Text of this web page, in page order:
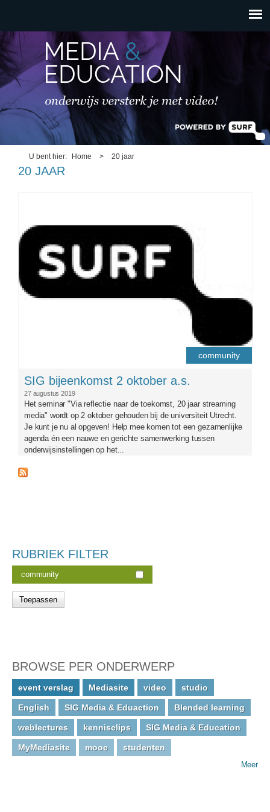
Overslaan en naar de
inhoud gaan
HOOFDMENU
U bent hier Home > 20 jaar
20 JAAR
community
SIG bijeenkomst 2 oktober a.s.
27 augustus 2019
Het seminar "Via reflectie naar de toekomst, 20 jaar streaming
media" wordt op 2 oktober gehouden bij de universiteit Utrecht.
Je kunt je nu al opgeven! Help mee komen tot een gezamenlijke
agenda én een nauwe en gerichte samenwerking tussen
onderwijsinstellingen op het...
RUBRIEK FILTER
community
BROWSE PER ONDERWERP
event verslag Mediasite video studio
English SIG Media & Eduaction Blended learning
weblectures kennisclips SIG Media & Education
MyMediasite mooc studenten
Meer